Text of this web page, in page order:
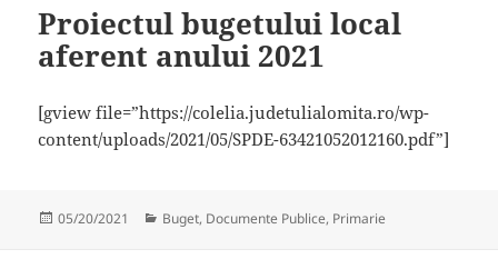
Proiectul bugetului local
aferent anului 2021
[gview file=”https://colelia.judetulialomita.ro/wp-
content/uploads/2021/05/SPDE-63421052012160.pdf”]
Publicat
05/20/2021 Categorii
Buget, Documente Publice, Primarie